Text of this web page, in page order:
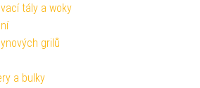
tály a woky
grilů
a bulky